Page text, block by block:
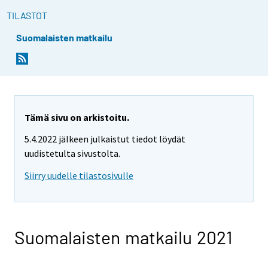
TILASTOT
Suomalaisten matkailu
Tämä sivu on arkistoitu.
5.4.2022 jälkeen julkaistut tiedot löydät
uudistetulta sivustolta.
Siirry uudelle tilastosivulle
Suomalaisten matkailu 2021